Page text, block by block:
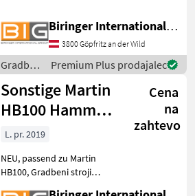
Anhang Gradbeni stroji
Hidravlična kladiva
Biringer International GmbH
3800 Göpfritz an der Wild
Gradbeni
stroji /
Sonstige
Premium Plus prodajalec
Sonstige Martin
HB100 Hammer
Spitzmeissel
Cena
na
zahtevo
L. pr. 2019
NEU, passend zu Martin
HB100, Gradbeni stroji